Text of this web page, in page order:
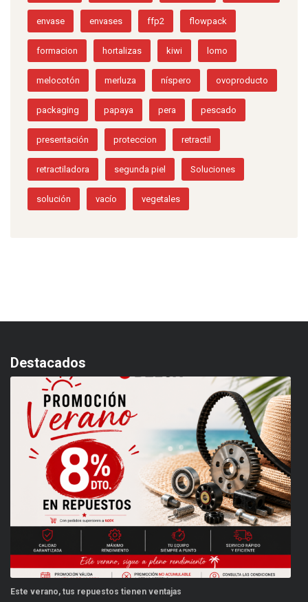
envase envases ffp2 flowpack
formacion hortalizas kiwi lomo
melocotón merluza níspero ovoproducto
packaging papaya pera pescado
presentación proteccion retractil
retractiladora segunda piel Soluciones
solución vacío vegetales
Destacados
Este verano, tus repuestos tienen ventajas